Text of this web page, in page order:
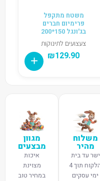
משטח מתקפל
פרימיום חברים
בג'ונגל 150*200
צעצועים לתינוקות
₪129.90
משלוח
מהיר
ישר עד בית
הלקוח תוך 4
ימי עסקים
מגוון
מבצעים
איכות
מצוינת
במחיר טוב